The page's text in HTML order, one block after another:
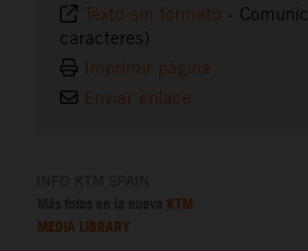
Texto sin formato -
caracteres)
Imprimir página
Enviar enlace
KTM
MEDIA LIBRARY